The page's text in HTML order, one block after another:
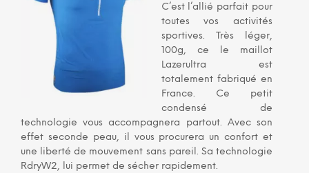
C’est l’allié parfait pour
toutes vos activités
sportives. Très léger,
100g, ce le maillot
Lazerultra est
totalement fabriqué en
France. Ce petit
condensé de
technologie vous accompagnera partout. Avec son
effet seconde peau, il vous procurera un confort et
une liberté de mouvement sans pareil. Sa technologie
RdryW2, lui permet de sécher rapidement.